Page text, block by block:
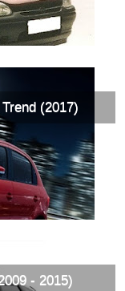
(2017)
- 2015)